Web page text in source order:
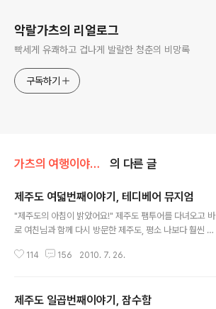
악랄가츠의 리얼로그
빡세게 유쾌하고 겁나게 발랄한 청춘의 비망록
구독하기
가츠의 여행이야기/대한민국 여행기 의 다른 글
제주도 여덟번째이야기, 테디베어 뮤지엄
"제주도의 아침이 밝았어요!" 제주도 팸투어를 다녀오고 바
로 여친님과 함께 다시 방문한 제주도, 평소 나보다 훨씬 계
따라가기만 하면 되었다. "오빠는 운전만 해!" "바다가 한
원읍에 위치한 올리브팬션은 전 객실에서 바다를 한 눈에
114 156 2010. 7. 26.
제주도 일곱번째이야기, 잠수함